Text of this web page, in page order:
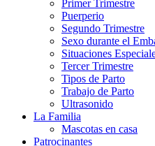
Primer Trimestre
Puerperio
Segundo Trimestre
Sexo durante el
Situaciones
Tercer Trimestre
Tipos de Parto
Trabajo de Parto
Ultrasonido
La Familia
Mascotas en casa
Patrocinantes